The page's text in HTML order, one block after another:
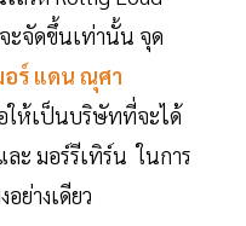
ะจัดขึ้นเท่านั้น จุด
อร์ แดน ณุศา
ให้เป็นบริษัทที่จะได้
ละ มอร์รีเทิร์น ในการ
ย่างเดียว